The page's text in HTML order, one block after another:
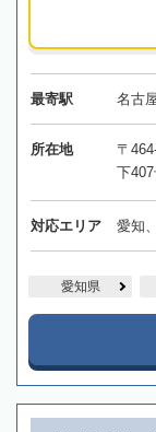
最寄駅 名古
所在地
〒
下
対応エリア 愛知
愛知県